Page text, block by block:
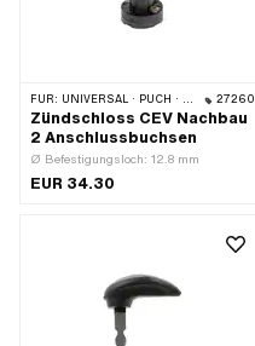
FÜR: UNIVERSAL · PUCH · SACHS · PONY / CILO (BETA 521 & 512) · ZÜNDAPP BELMONDO · HERCULES 27260
Zündschloss CEV Nachbau
2 Anschlussbuchsen
Ø Befestigungsloch: 12.8 mm
EUR 34.30